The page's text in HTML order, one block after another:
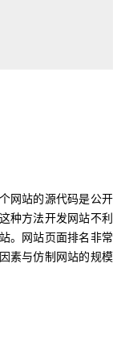
网站的源代码是公开
种方法开发网站不利
。网站页面排名非常
素与仿制网站的规模